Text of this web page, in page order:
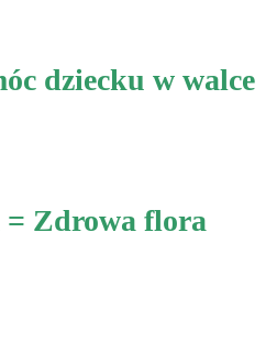
dziecku w walce
= Zdrowa flora